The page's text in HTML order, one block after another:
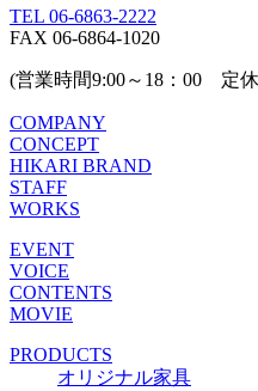
TEL 06-6863-2222
FAX 06-6864-1020
(営業時間9:00～18：00 定休
COMPANY
CONCEPT
HIKARI BRAND
STAFF
WORKS
EVENT
VOICE
CONTENTS
MOVIE
PRODUCTS
オリジナル家具